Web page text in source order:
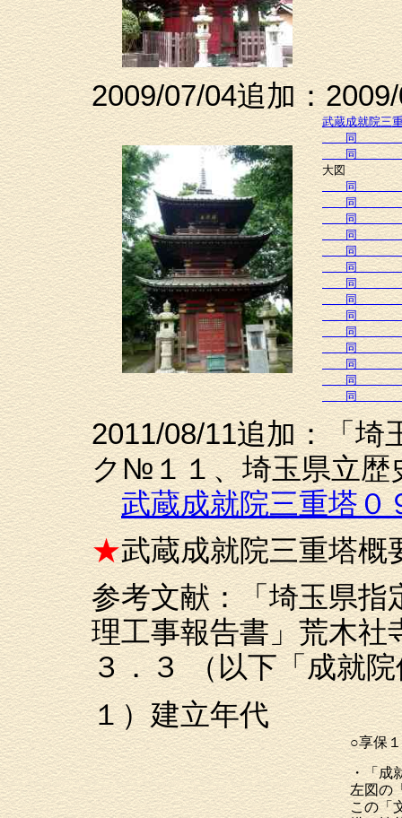
2009/07/04追加：
武蔵成就院三
同
同
大図
同
同
同
同
同
同
同
同
同
同
同
同
同
同
2011/08/11追加：「埼
ク№１１、埼玉県立
武蔵成就院三重塔０
★武蔵成就院三重塔概
参考文献：「埼玉県指
理工事報告書」荒木社
３．３ （以下「成就
１）建立年代
○享保
・「成
左図の
この「